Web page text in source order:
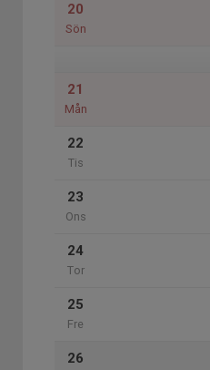
20
Sön
21
Mån
22
Tis
23
Ons
24
Tor
25
Fre
26